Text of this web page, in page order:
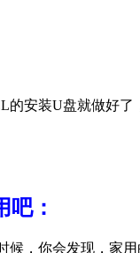
的安装U盘就做好
吧：
候，你会发现，家